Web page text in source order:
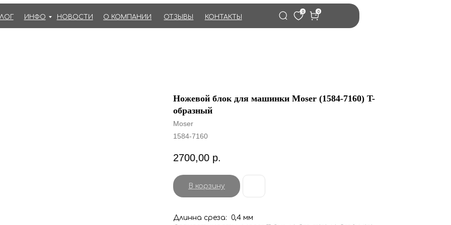
0 0
ИНФО НОВОСТИ О КОМПАНИИ ОТЗЫВЫ КОНТАКТЫ
Ножевой блок для машинки Moser (1584-7160) T-
образный
Moser
1584-7160
2700,00 р.
В корзину
Длинна среза: 0,4 мм